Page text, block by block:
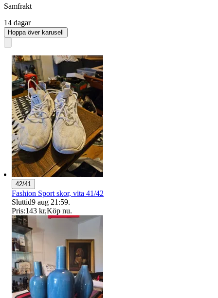
Samfrakt
14 dagar
Hoppa över karusell
42/41
Fashion Sport skor, vita 41/42
Sluttid9 aug 21:59.
Pris:143 kr,Köp nu.